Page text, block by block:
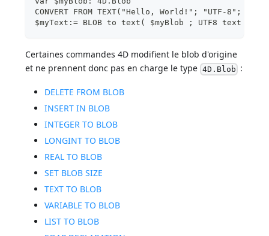
CONVERT FROM TEXT("Hello, World!"; "UTF-8";
$myText:= BLOB to text( $myBlob ; UTF8 text
Certaines commandes 4D modifient le blob d'origine
et ne prennent donc pas en charge le type 4D.Blob :
DELETE FROM BLOB
INSERT IN BLOB
INTEGER TO BLOB
LONGINT TO BLOB
REAL TO BLOB
SET BLOB SIZE
TEXT TO BLOB
VARIABLE TO BLOB
LIST TO BLOB